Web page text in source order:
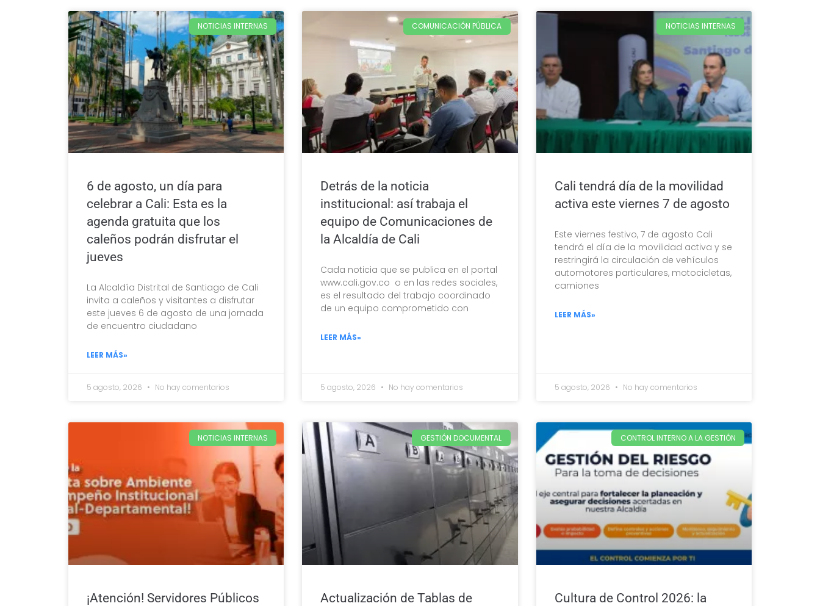
NOTICIAS INTERNAS
6 de agosto, un día para
celebrar a Cali: Esta es la
agenda gratuita que los
caleños podrán disfrutar el
jueves
La Alcaldía Distrital de Santiago de Cali
invita a caleños y visitantes a disfrutar
este jueves 6 de agosto de una jornada
de encuentro ciudadano
LEER MÁS»
5 agosto, 2026 No hay comentarios
COMUNICACIÓN PÚBLICA
Detrás de la noticia
institucional: así trabaja el
equipo de Comunicaciones de
la Alcaldía de Cali
Cada noticia que se publica en el portal
www.cali.gov.co o en las redes sociales,
es el resultado del trabajo coordinado
de un equipo comprometido con
LEER MÁS»
5 agosto, 2026 No hay comentarios
NOTICIAS INTERNAS
Cali tendrá día de la movilidad
activa este viernes 7 de agosto
Este viernes festivo, 7 de agosto Cali
tendrá el día de la movilidad activa y se
restringirá la circulación de vehículos
automotores particulares, motocicletas,
camiones
LEER MÁS»
5 agosto, 2026 No hay comentarios
NOTICIAS INTERNAS
¡Atención! Servidores Públicos
GESTIÓN DOCUMENTAL
Actualización de Tablas de
CONTROL INTERNO A LA GESTIÓN
Cultura de Control 2026: la